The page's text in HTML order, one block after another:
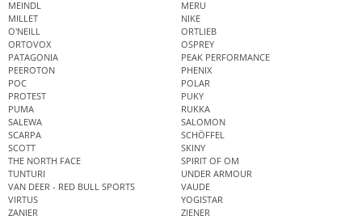
MEINDL
MERU
MILLET
NIKE
O'NEILL
ORTLIEB
ORTOVOX
OSPREY
PATAGONIA
PEAK PERFORMANCE
PEEROTON
PHENIX
POC
POLAR
PROTEST
PUKY
PUMA
RUKKA
SALEWA
SALOMON
SCARPA
SCHÖFFEL
SCOTT
SKINY
THE NORTH FACE
SPIRIT OF OM
TUNTURI
UNDER ARMOUR
VAN DEER - RED BULL SPORTS
VAUDE
VIRTUS
YOGISTAR
ZANIER
ZIENER